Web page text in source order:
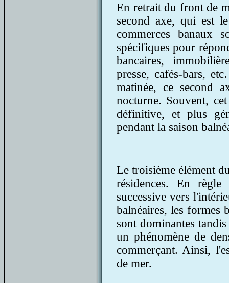
En retrait du front de
second axe, qui est
commerces banaux
spécifiques pour
bancaires,
presse, cafés-bars,
matinée, ce second
nocturne. Souvent,
définitive, et plus
pendant la saison
Le troisième élément
résidences. En
successive vers
balnéaires, les formes
sont dominantes
un phénomène de
commerçant. Ainsi,
de mer.